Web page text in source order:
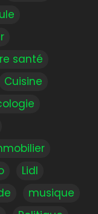
santé
Cuisine
Lidl
musique